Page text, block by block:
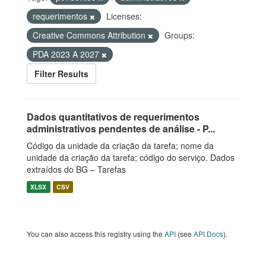
requerimentos
Licenses:
Creative Commons Attribution
Groups:
PDA 2023 A 2027
Filter Results
Dados quantitativos de requerimentos
administrativos pendentes de análise - P...
Código da unidade da criação da tarefa; nome da
unidade da criação da tarefa; código do serviço. Dados
extraídos do BG – Tarefas
XLSX CSV
You can also access this registry using the API (see API Docs).